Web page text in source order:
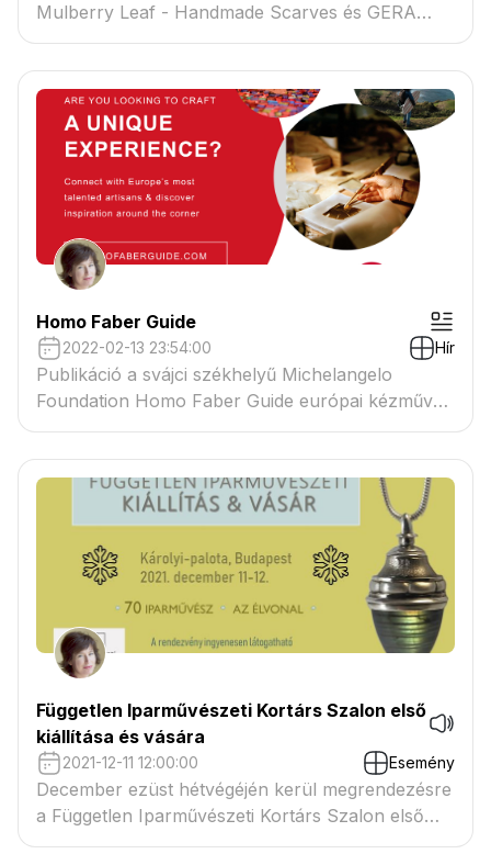
Mulberry Leaf - Handmade Scarves és GERA
NOÉMI Jewellery és Király Fanni Kortárs Ékszer
szervezésében
Homo Faber Guide
2022-02-13 23:54:00 Hír
Publikáció a svájci székhelyű Michelangelo
Foundation Homo Faber Guide európai kézműves
iparművészeket bemutató online katalógusában.
Független Iparművészeti Kortárs Szalon első
kiállítása és vására
2021-12-11 12:00:00 Esemény
December ezüst hétvégéjén kerül megrendezésre
a Független Iparművészeti Kortárs Szalon első
nyilvános, kiállítással egybekötött vására.